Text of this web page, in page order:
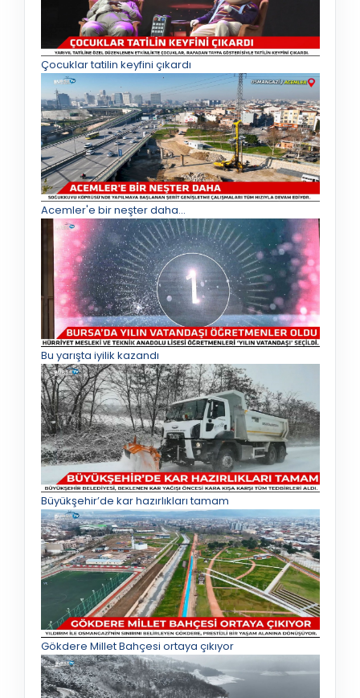
Çocuklar tatilin keyfini çıkardı
Acemler'e bir neşter daha...
Bu yarışta iyilik kazandı
Büyükşehir’de kar hazırlıkları tamam
Gökdere Millet Bahçesi ortaya çıkıyor